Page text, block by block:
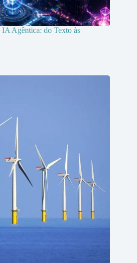
IA Agêntica: do Texto às